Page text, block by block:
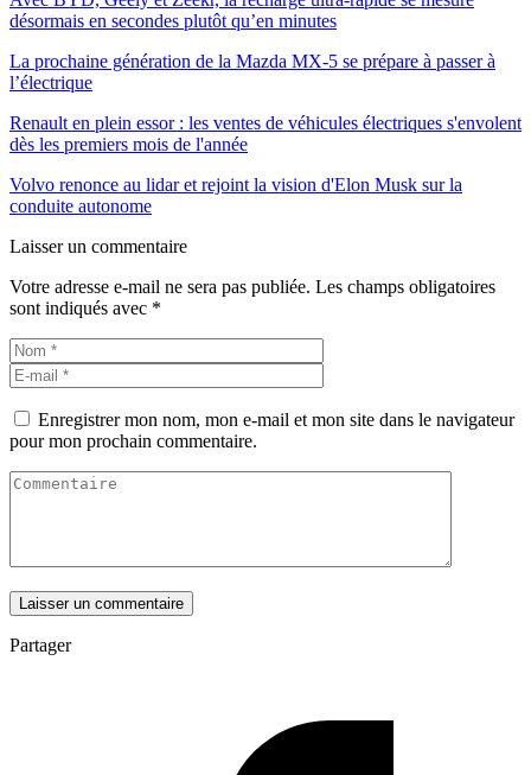
désormais en secondes plutôt qu’en minutes
La prochaine génération de la Mazda MX-5 se prépare à passer à
l’électrique
Renault en plein essor : les ventes de véhicules électriques s'envolent
dès les premiers mois de l'année
Volvo renonce au lidar et rejoint la vision d'Elon Musk sur la
conduite autonome
Laisser un commentaire
Votre adresse e-mail ne sera pas publiée. Les champs obligatoires
sont indiqués avec *
Enregistrer mon nom, mon e-mail et mon site dans le navigateur
pour mon prochain commentaire.
Partager